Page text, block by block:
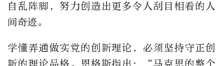
自乱阵脚，努力创造出更多令人刮目相看的人
间奇迹。
学懂弄通做实党的创新理论，必须坚持守正创